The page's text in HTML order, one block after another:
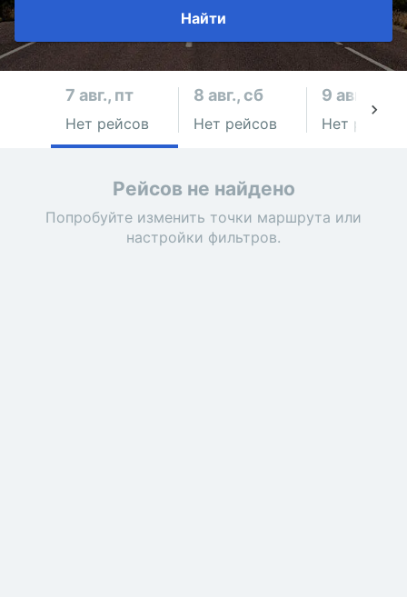
Найти
7 авг., пт
Нет рейсов
8 авг., сб
Нет рейсов
9 авг., вс
Нет рейсов
Рейсов не найдено
Попробуйте изменить точки маршрута или
настройки фильтров.